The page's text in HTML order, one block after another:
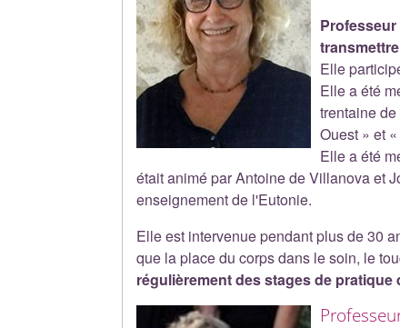
Professeur
Elle
Elle a été
trentaine
Ouest » et
Elle a été
était animé par Antoine de Villanova et
enseignement de l'Eutonie.
Elle est intervenue pendant plus de 30
que la place du corps dans le soin, le
régulièrement des stages de pratique